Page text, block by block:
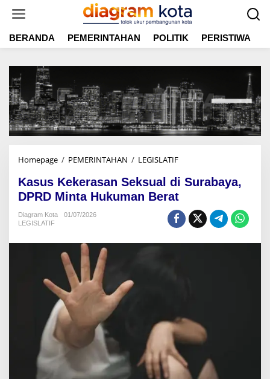
t
BERANDA PEMERINTAHAN POLITIK PERISTIWA
Homepage / PEMERINTAHAN / LEGISLATIF
s
u
K
e
S
e
k
s
u
Kasus Kekerasan Seksual di Surabaya,
DPRD Minta Hukuman Berat
Diagram Kota
01/07/2026
LEGISLATIF